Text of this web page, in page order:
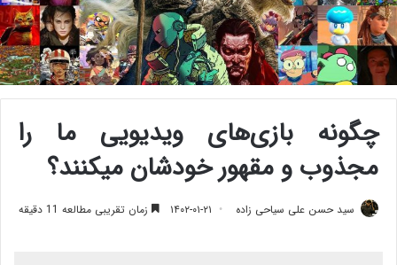
چگونه بازی‌های ویدیویی ما را
مجذوب و مقهور خودشان می‎کنند؟
سید حسن علی سیاحی زاده ۱۴۰۲-۰۱-۲۱ زمان تقریبی مطالعه 11 دقیقه